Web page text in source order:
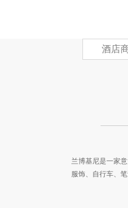
酒店
兰博基尼是一家
服饰、自行车、